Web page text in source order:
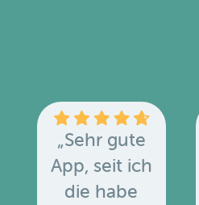
„Sehr gute
App, seit ich
die habe